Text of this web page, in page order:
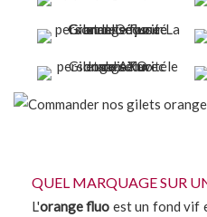
QUEL MARQUAGE SUR
L'orange fluo est un fond vif